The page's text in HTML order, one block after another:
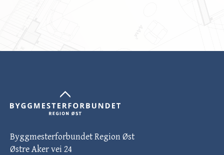
Byggmesterforbundet Region Øst
Østre Aker vei 24